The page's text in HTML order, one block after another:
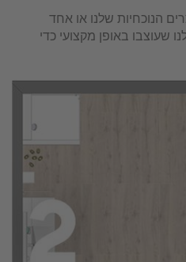
הנוכחיות שלנו או אחד
שעוצבו באופן מקצועי כדי